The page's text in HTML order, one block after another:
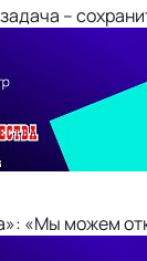
–
«Мы можем